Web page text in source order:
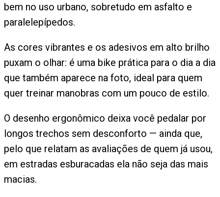
bem no uso urbano, sobretudo em asfalto e
paralelepípedos.
As cores vibrantes e os adesivos em alto brilho
puxam o olhar: é uma bike prática para o dia a dia
que também aparece na foto, ideal para quem
quer treinar manobras com um pouco de estilo.
O desenho ergonômico deixa você pedalar por
longos trechos sem desconforto — ainda que,
pelo que relatam as avaliações de quem já usou,
em estradas esburacadas ela não seja das mais
macias.